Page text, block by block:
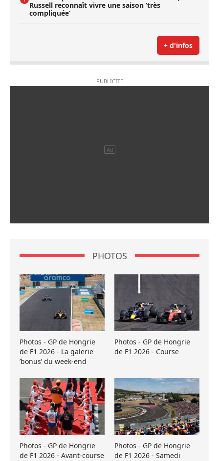
Russell reconnaît vivre une saison ’très
compliquée’
+ d'infos
PHOTOS
Photos - GP de Hongrie
de F1 2026 - La galerie
’bonus’ du week-end
Photos - GP de Hongrie
de F1 2026 - Course
Photos - GP de Hongrie
de F1 2026 - Avant-course
Photos - GP de Hongrie
de F1 2026 - Samedi